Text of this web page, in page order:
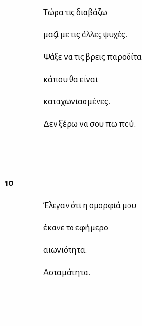
Τώ­ρα τις δια­βά­ζω
μα­ζί με τις άλ­λες ψυ­χές.
Ψά­ξε να τις βρεις πα­ρο­δί­τα
κά­που θα εί­ναι
κα­τα­χω­νια­σμέ­νες.
Δεν ξέ­ρω να σου πω πού.
10
Έλε­γαν ότι η ομορ­φιά μου
έκα­νε το εφή­με­ρο
αιω­νιό­τη­τα.
Αστα­μά­τη­τα.